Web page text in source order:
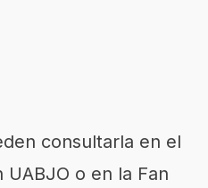
consultarla en el
UABJO o en la Fan